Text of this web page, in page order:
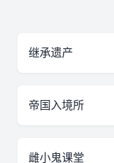
继承遗产
帝国入境所
雌小鬼课堂